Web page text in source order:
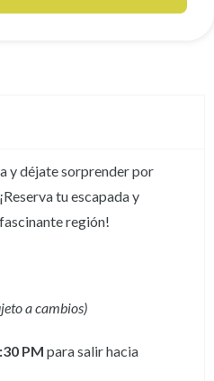
y déjate sorprender por
tu escapada y
región!
a cambios)
PM para salir hacia